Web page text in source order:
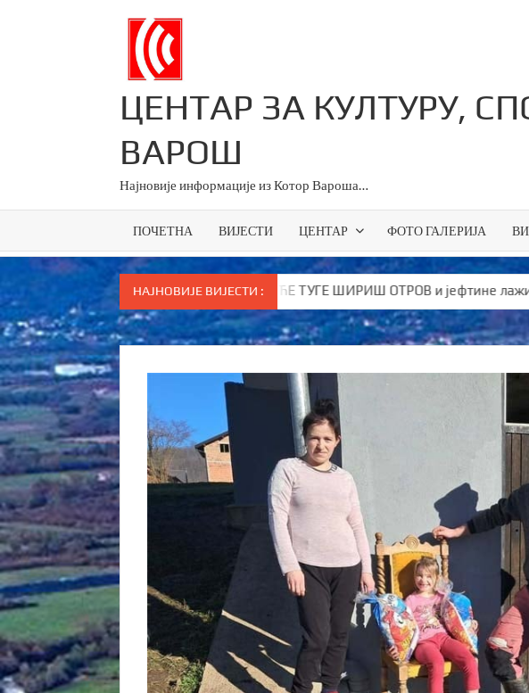
ЦЕНТАР ЗА КУЛТУРУ,
ВАРОШ
Најновије информације из Котор Вароша…
ПОЧЕТНА ВИЈЕСТИ ЦЕНТАР ФОТО ГАЛЕРИЈА
НАЈНОВИЈЕ ВИЈЕСТИ :
Вукановићу “У ДАНЕ НАЈВЕЋЕ ТУГЕ ШИРИШ ОТРОВ и јефтине лажи!”